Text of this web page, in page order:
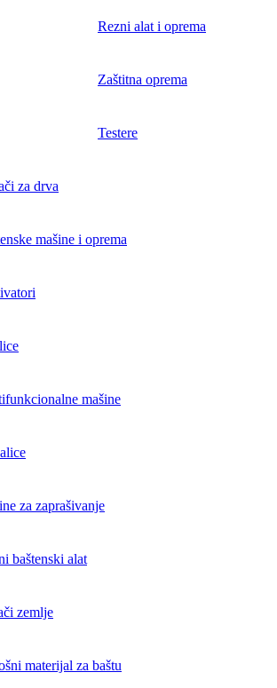
Rezni alat i oprema
Zaštitna oprema
Testere
za drva
mašine i oprema
mašine
za zaprašivanje
baštenski alat
zemlje
materijal za baštu